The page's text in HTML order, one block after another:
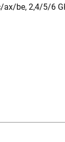
be, 2,4/5/6